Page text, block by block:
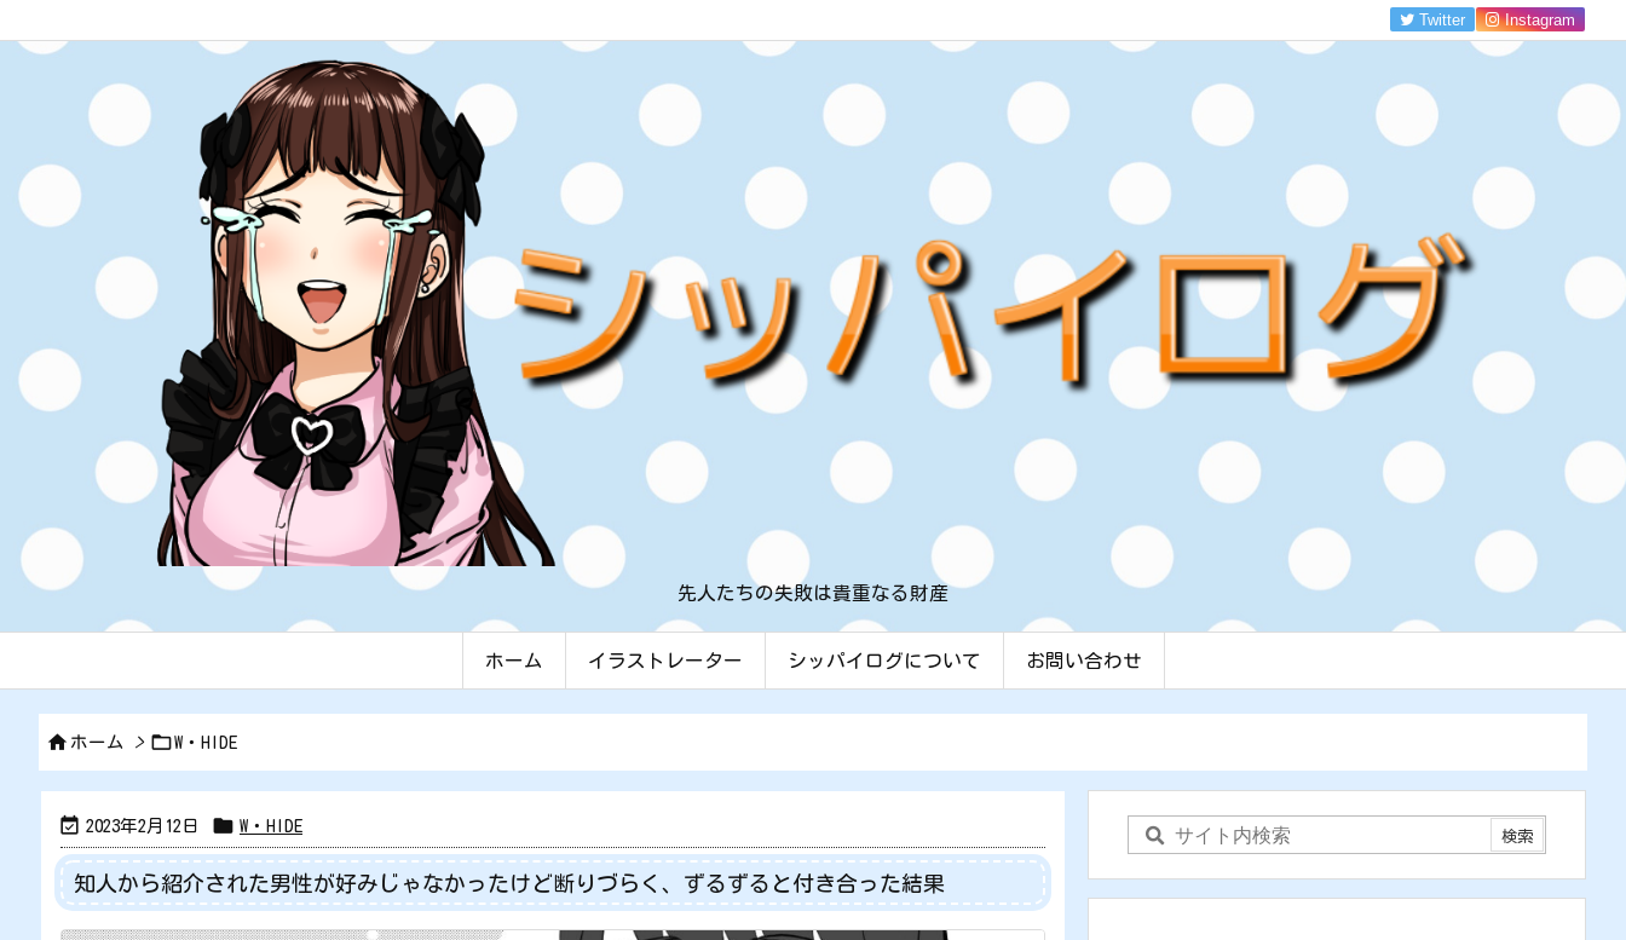
先人たちの失敗は貴重なる財産
ホーム イラストレーター シッパイログについて お問い合わせ
Twitter Instagram
 ホーム > W・HIDE
 2023年2月12日  W・HIDE
知人から紹介された男性が好みじゃなかったけど断りづらく、ずるずると付き合った結果